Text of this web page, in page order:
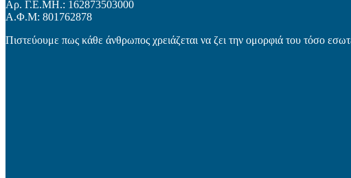
Αρ. Γ.Ε.ΜΗ.: 162873503000
Α.Φ.Μ: 801762878
Πιστεύουμε πως κάθε άνθρωπος χρειάζεται να ζει την ομορφιά του τόσο